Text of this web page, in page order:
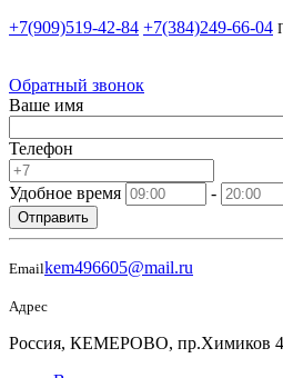
+7(909)519-42-84 +7(384)249-66-04
Обратный звонок
Ваше имя
Телефон
Удобное время -
Отправить
Emailkem496605@mail.ru
Адрес
Россия, КЕМЕРОВО, пр.Химиков